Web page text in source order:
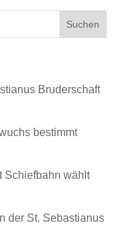
Bruderschaft
bestimmt
Schiefbahn wählt
der St. Sebastianus